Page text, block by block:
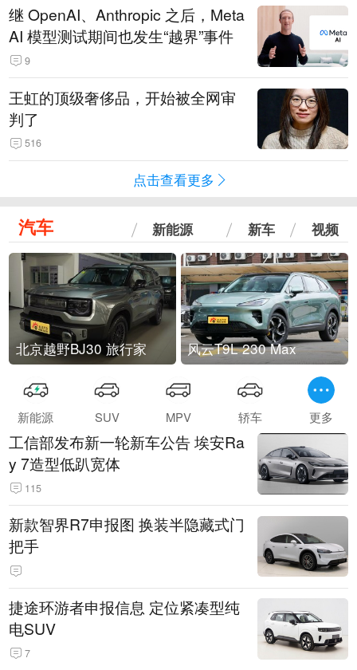
继 OpenAI、Anthropic 之后，Meta
AI 模型测试期间也发生“越界”事件
9
王虹的顶级奢侈品，开始被全网审
判了
516
点击查看更多
汽车 新能源 新车 视频
北京越野BJ30 旅行家 风云T9L 230 Max
新能源 SUV MPV 轿车 更多
工信部发布新一轮新车公告 埃安Ra
y 7造型低趴宽体
115
新款智界R7申报图 换装半隐藏式门
把手
捷途环游者申报信息 定位紧凑型纯
电SUV
7